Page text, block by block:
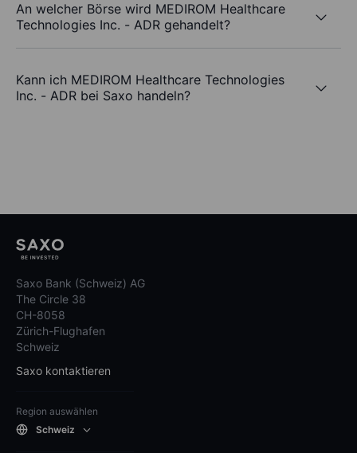
An welcher Börse wird MEDIROM Healthcare
Technologies Inc. - ADR gehandelt?
Kann ich MEDIROM Healthcare Technologies
Inc. - ADR bei Saxo handeln?
Saxo Bank (Schweiz) AG
The Circle 38
CH-8058
Zürich-Flughafen
Schweiz
Saxo kontaktieren
Region auswählen
Schweiz